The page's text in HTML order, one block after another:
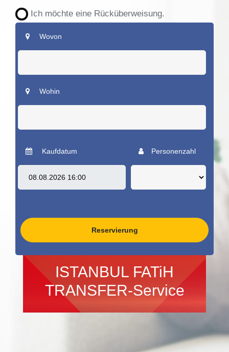
Ich möchte eine Rücküberweisung.
Wovon
Wohin
Kaufdatum Personenzahl
Reservierung
ISTANBUL FATiH
TRANSFER-Service